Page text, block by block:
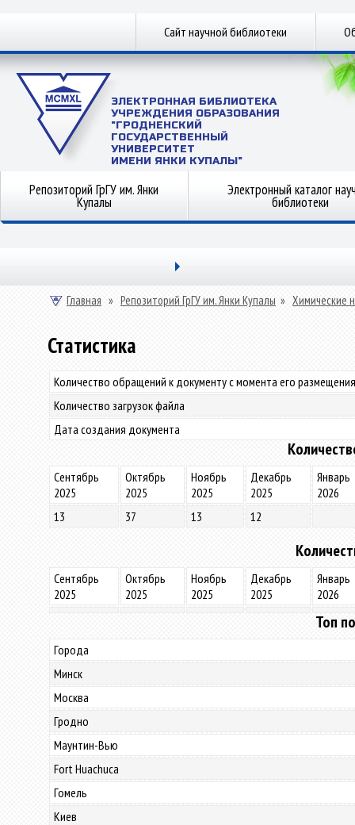
Сайт научной библиотеки
ЭЛЕКТРОННАЯ БИБЛИОТЕКА
УЧРЕЖДЕНИЯ ОБРАЗОВАНИЯ
"ГРОДНЕНСКИЙ
ГОСУДАРСТВЕННЫЙ
УНИВЕРСИТЕТ
ИМЕНИ ЯНКИ КУПАЛЫ"
Репозиторий ГрГУ им. Янки
Купалы
Электронный каталог
библиотеки
Главная » Репозиторий ГрГУ им. Янки Купалы » Химические
Статистика
Количество обращений к документу с момента его
Количество загрузок файла
Дата создания документа
Сентябрь
2025
Октябрь
2025
Ноябрь
2025
Декабрь
2025
Январь
2026
13
37 13 12
Сентябрь
2025
Октябрь
2025
Ноябрь
2025
Декабрь
2025
Январь
2026
Топ
Города
Минск
Москва
Гродно
Маунтин-Вью
Fort Huachuca
Гомель
Киев